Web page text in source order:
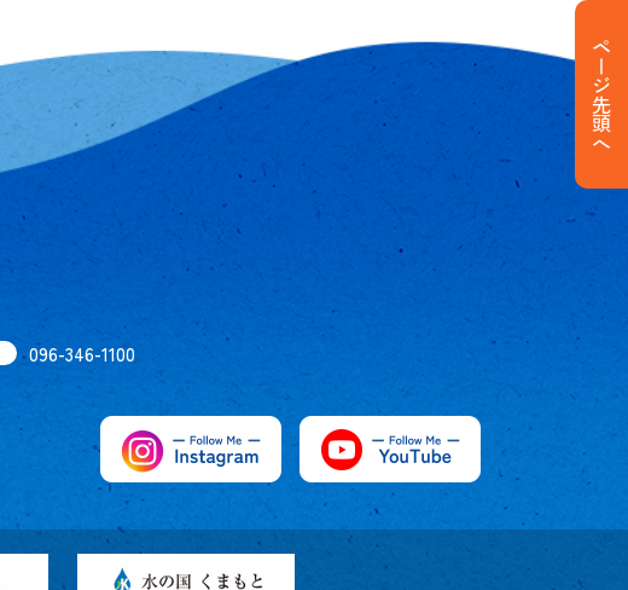
ページ先頭へ
096-346-1100